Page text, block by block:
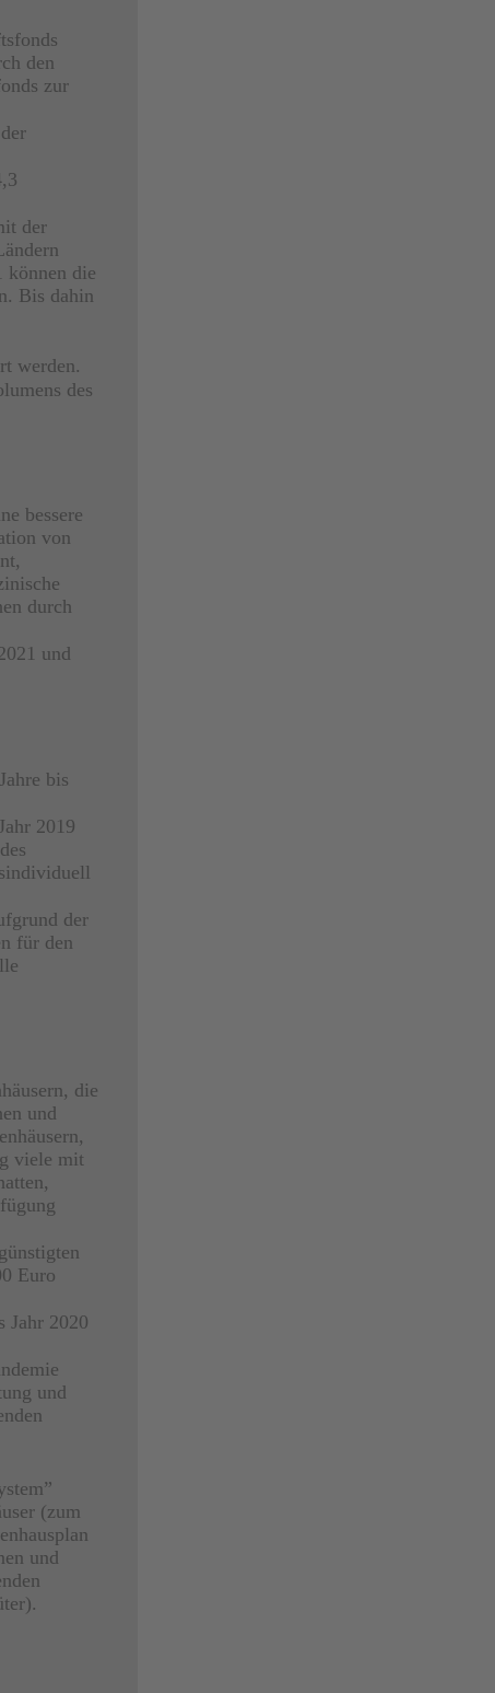
den
zur
der
können die
Bis dahin
werden.
des
bessere
von
durch
und
bis
2019
der
für den
die
und
viele mit
Euro
Jahr 2020
und
(zum
und